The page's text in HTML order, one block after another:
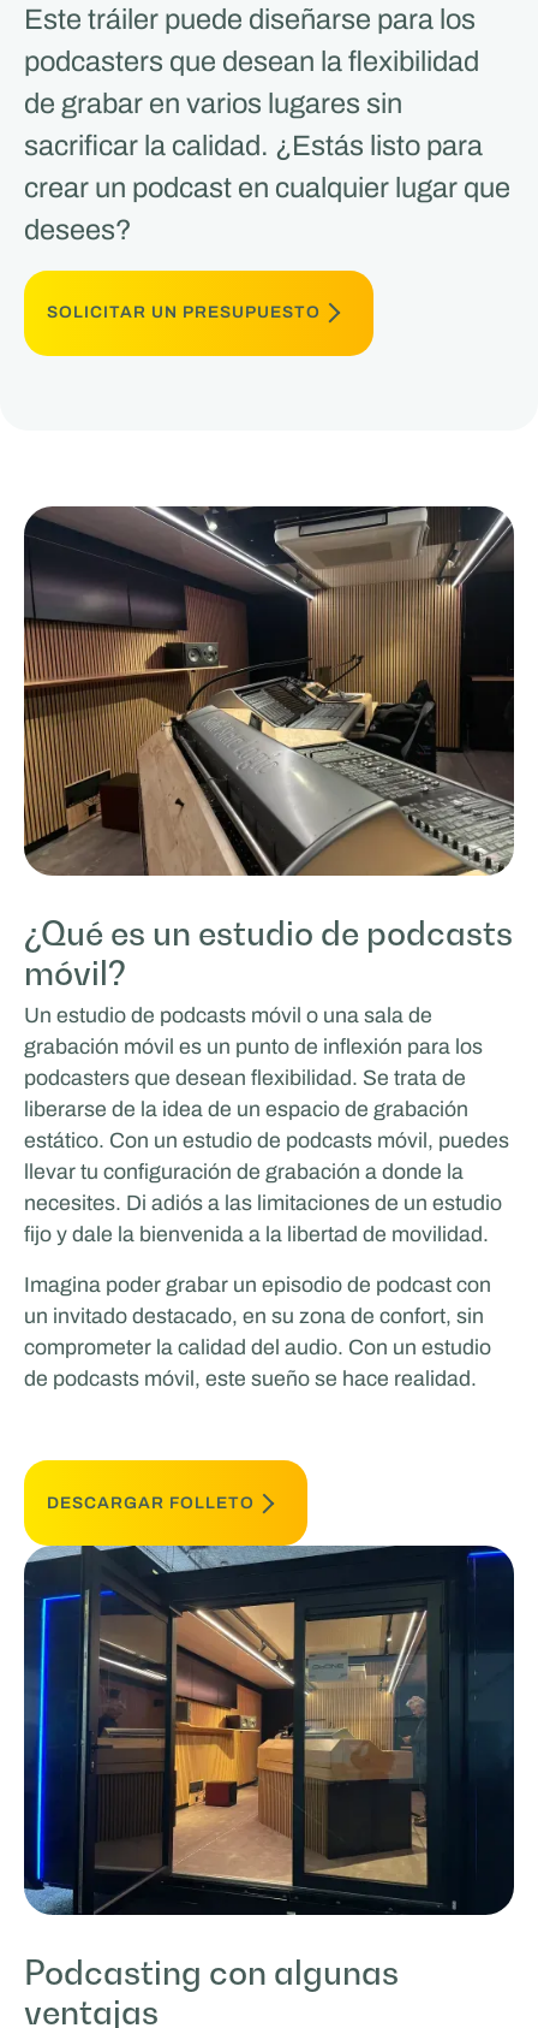
Este tráiler puede diseñarse para los
podcasters que desean la flexibilidad
de grabar en varios lugares sin
sacrificar la calidad. ¿Estás listo para
crear un podcast en cualquier lugar que
desees?
SOLICITAR UN PRESUPUESTO
¿Qué es un estudio de podcasts
móvil?
Un estudio de podcasts móvil o una sala de
grabación móvil es un punto de inflexión para los
podcasters que desean flexibilidad. Se trata de
liberarse de la idea de un espacio de grabación
estático. Con un estudio de podcasts móvil, puedes
llevar tu configuración de grabación a donde la
necesites. Di adiós a las limitaciones de un estudio
fijo y dale la bienvenida a la libertad de movilidad.
Imagina poder grabar un episodio de podcast con
un invitado destacado, en su zona de confort, sin
comprometer la calidad del audio. Con un estudio
de podcasts móvil, este sueño se hace realidad.
DESCARGAR FOLLETO
Podcasting con algunas
ventajas